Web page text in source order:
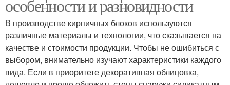
особенности и разновидности
В производстве кирпичных блоков используются
различные материалы и технологии, что сказывается на
качестве и стоимости продукции. Чтобы не ошибиться с
выбором, внимательно изучают характеристики каждого
вида. Если в приоритете декоративная облицовка,